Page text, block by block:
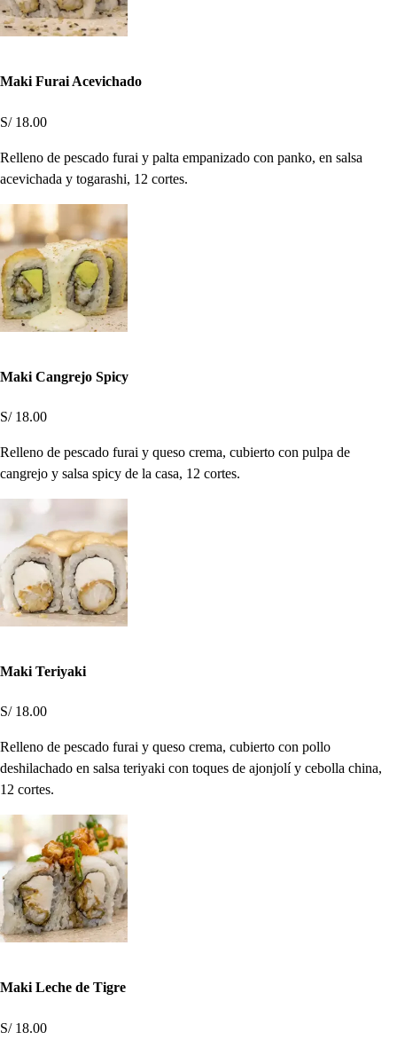
Maki Furai Acevichado
S/ 18.00
Relleno de pescado furai y palta empanizado con panko, en salsa
acevichada y togarashi, 12 cortes.
Maki Cangrejo Spicy
S/ 18.00
Relleno de pescado furai y queso crema, cubierto con pulpa de
cangrejo y salsa spicy de la casa, 12 cortes.
Maki Teriyaki
S/ 18.00
Relleno de pescado furai y queso crema, cubierto con pollo
deshilachado en salsa teriyaki con toques de ajonjolí y cebolla china,
12 cortes.
Maki Leche de Tigre
S/ 18.00